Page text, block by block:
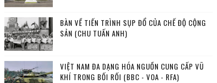
BÀN VỀ TIẾN TRÌNH SỤP ĐỔ CỦA CHẾ ĐỘ CỘNG
SẢN (CHU TUẤN ANH)
VIỆT NAM ĐA DẠNG HÓA NGUỒN CUNG CẤP VŨ
KHÍ TRONG BỐI RỐI (BBC - VOA - RFA)